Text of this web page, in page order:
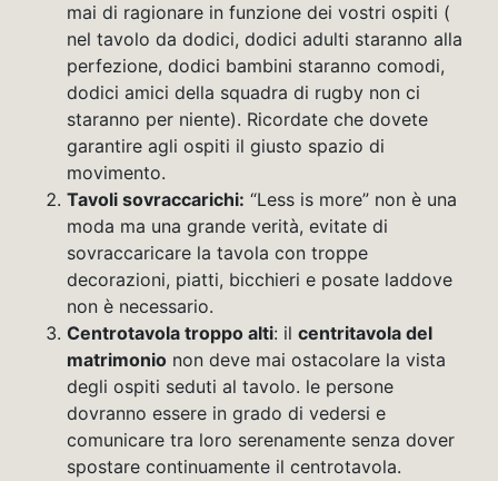
mai di ragionare in funzione dei vostri ospiti (
nel tavolo da dodici, dodici adulti staranno alla
perfezione, dodici bambini staranno comodi,
dodici amici della squadra di rugby non ci
staranno per niente). Ricordate che dovete
garantire agli ospiti il giusto spazio di
movimento.
Tavoli sovraccarichi: “Less is more” non è una
moda ma una grande verità, evitate di
sovraccaricare la tavola con troppe
decorazioni, piatti, bicchieri e posate laddove
non è necessario.
Centrotavola troppo alti: il centritavola del
matrimonio non deve mai ostacolare la vista
degli ospiti seduti al tavolo. le persone
dovranno essere in grado di vedersi e
comunicare tra loro serenamente senza dover
spostare continuamente il centrotavola.